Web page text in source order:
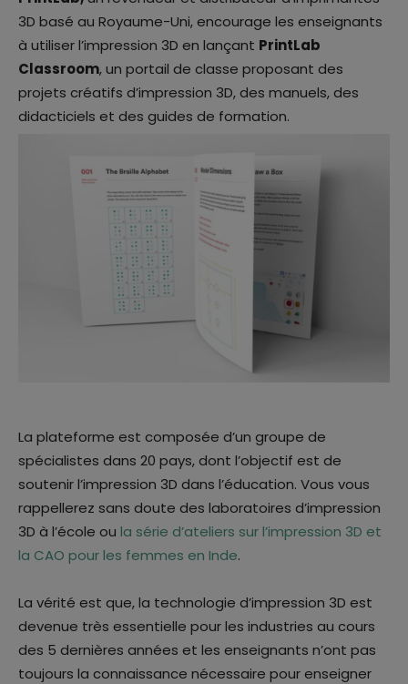
3D basé au Royaume-Uni, encourage les enseignants
à utiliser l’impression 3D en lançant PrintLab
Classroom, un portail de classe proposant des
projets créatifs d’impression 3D, des manuels, des
didacticiels et des guides de formation.
La plateforme est composée d’un groupe de
spécialistes dans 20 pays, dont l’objectif est de
soutenir l’impression 3D dans l’éducation. Vous vous
rappellerez sans doute des laboratoires d’impression
3D à l’école ou la série d’ateliers sur l’impression 3D et
la CAO pour les femmes en Inde.
La vérité est que, la technologie d’impression 3D est
devenue très essentielle pour les industries au cours
des 5 dernières années et les enseignants n’ont pas
toujours la connaissance nécessaire pour enseigner